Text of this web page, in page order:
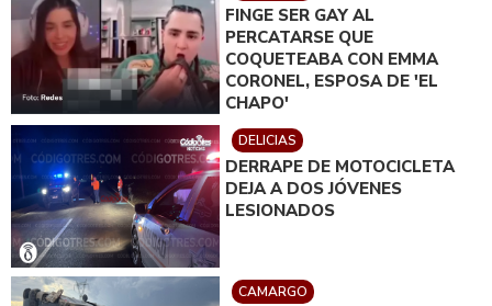
FINGE SER GAY AL
PERCATARSE QUE
COQUETEABA CON EMMA
CORONEL, ESPOSA DE 'EL
CHAPO'
DELICIAS
DERRAPE DE MOTOCICLETA
DEJA A DOS JÓVENES
LESIONADOS
CAMARGO